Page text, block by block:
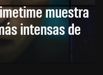
muestra
intensas de